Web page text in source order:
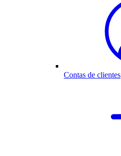
Contas de clientes